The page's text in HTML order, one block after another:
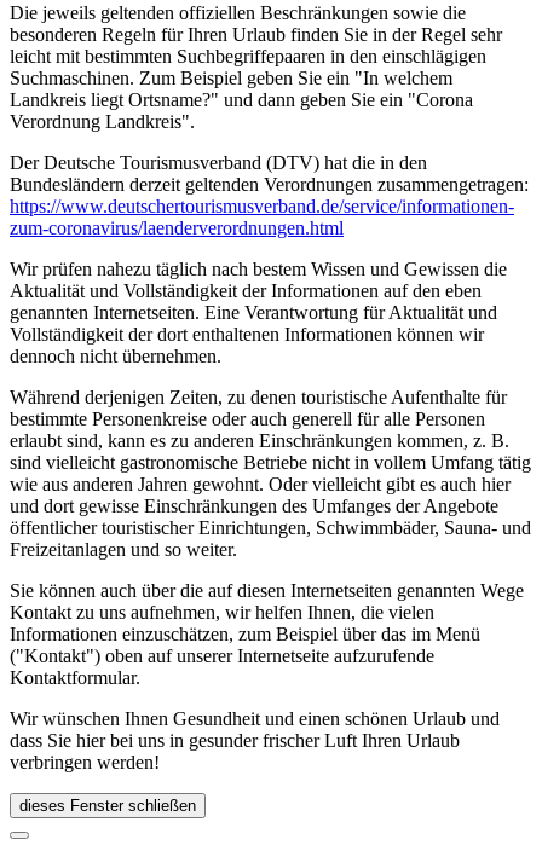
Die jeweils geltenden offiziellen Beschränkungen sowie die
besonderen Regeln für Ihren Urlaub finden Sie in der Regel sehr
leicht mit bestimmten Suchbegriffepaaren in den einschlägigen
Suchmaschinen. Zum Beispiel geben Sie ein "In welchem
Landkreis liegt Ortsname?" und dann geben Sie ein "Corona
Verordnung Landkreis".
Der Deutsche Tourismusverband (DTV) hat die in den
Bundesländern derzeit geltenden Verordnungen zusammengetragen:
https://www.deutscher­tourismusverband.de/­service/­informationen-
zum-coronavirus/­laenderverordnungen.html
Wir prüfen nahezu täglich nach bestem Wissen und Gewissen die
Aktualität und Vollständigkeit der Informationen auf den eben
genannten Internetseiten. Eine Verantwortung für Aktualität und
Vollständigkeit der dort enthaltenen Informationen können wir
dennoch nicht übernehmen.
Während derjenigen Zeiten, zu denen touristische Aufenthalte für
bestimmte Personenkreise oder auch generell für alle Personen
erlaubt sind, kann es zu anderen Einschränkungen kommen, z. B.
sind vielleicht gastronomische Betriebe nicht in vollem Umfang tätig
wie aus anderen Jahren gewohnt. Oder vielleicht gibt es auch hier
und dort gewisse Einschränkungen des Umfanges der Angebote
öffentlicher touristischer Einrichtungen, Schwimmbäder, Sauna- und
Freizeitanlagen und so weiter.
Sie können auch über die auf diesen Internetseiten genannten Wege
Kontakt zu uns aufnehmen, wir helfen Ihnen, die vielen
Informationen einzuschätzen, zum Beispiel über das im Menü
("Kontakt") oben auf unserer Internetseite aufzurufende
Kontaktformular.
Wir wünschen Ihnen Gesundheit und einen schönen Urlaub und
dass Sie hier bei uns in gesunder frischer Luft Ihren Urlaub
verbringen werden!
dieses Fenster schließen